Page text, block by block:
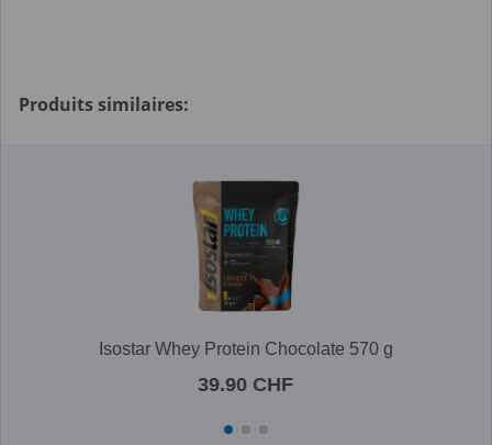
Produits similaires:
Isostar Whey Protein Chocolate 570 g
39.90 CHF